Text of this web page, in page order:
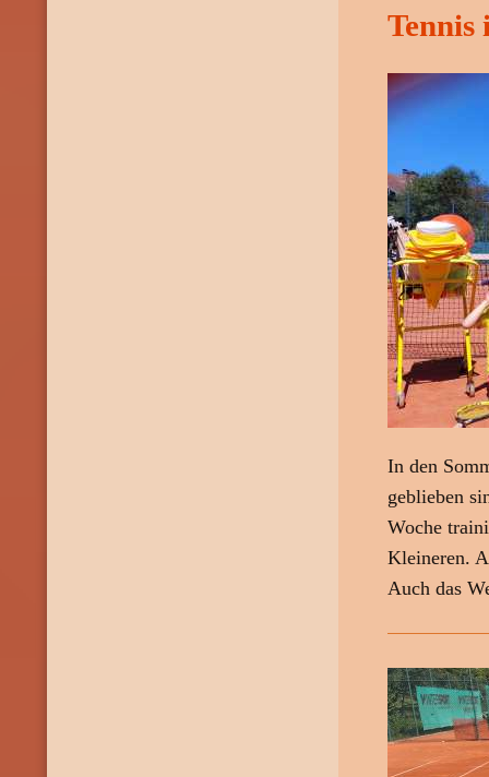
Tennis
In den
geblieben
Woche
Kleineren.
Auch das